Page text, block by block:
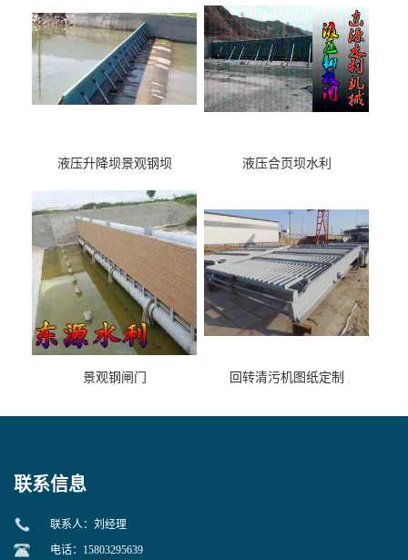
液压升降坝景观钢坝 液压合页坝水利
景观钢闸门 回转清污机图纸定制
联系信息
联系人：刘经理
电话：15803295639